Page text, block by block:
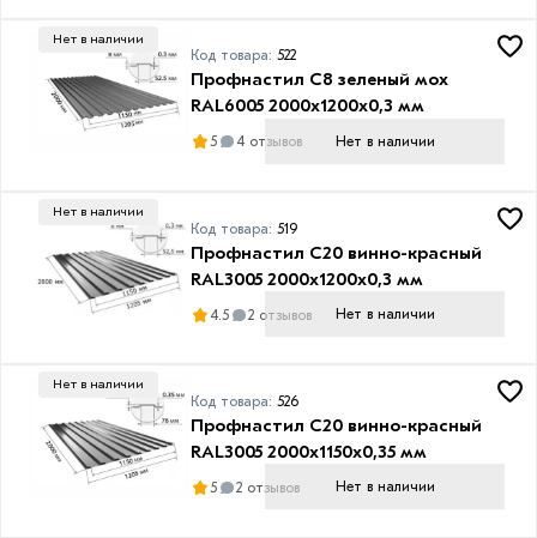
Нет в наличии
Код товара: 522
Профнастил С8 зеленый мох
RAL6005 2000х1200х0,3 мм
5 4 отзывов Нет в наличии
Нет в наличии
Код товара: 519
Профнастил С20 винно-красный
RAL3005 2000х1200х0,3 мм
4.5 2 отзывов Нет в наличии
Нет в наличии
Код товара: 526
Профнастил С20 винно-красный
RAL3005 2000х1150х0,35 мм
5 2 отзывов Нет в наличии